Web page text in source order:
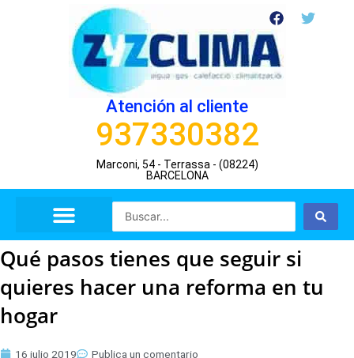
F
a
c
e
b
o
T
w
Atención al cliente
937330382
Marconi, 54 - Terrassa - (08224)
BARCELONA
Search
Qué pasos tienes que seguir si
quieres hacer una reforma en tu
hogar
16 julio 2019 Publica un comentario